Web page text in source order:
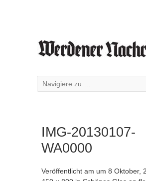
IMG-20130107-
WA0000
Veröffentlicht am um 8 Oktober,